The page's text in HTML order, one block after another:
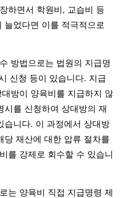
하면서 학원비, 교습비 등
늘었다면 이를 적극적으로
방법으로는 법원의 지급명
신청 등이 있습니다. 지급
방이 양육비를 지급하지 않
시를 신청하여 상대방의 재
습니다. 이 과정에서 상대방
당 재산에 대한 압류 절차를
를 강제로 회수할 수 있습니
는 양육비 직접 지급명령 제